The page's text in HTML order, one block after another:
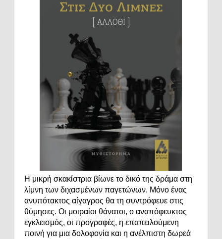
Η μικρή σκακίστρια βίωνε το δικό της δράμα στη
λίμνη των διχασμένων παγετώνων. Μόνο ένας
ανυπότακτος αίγαγρος θα τη συντρόφευε στις
θύμησες. Οι μοιραίοι θάνατοι, ο αναπόφευκτος
εγκλεισμός, οι προγραφές, η επαπειλούμενη
ποινή για μια δολοφονία και η ανέλπιστη δωρεά